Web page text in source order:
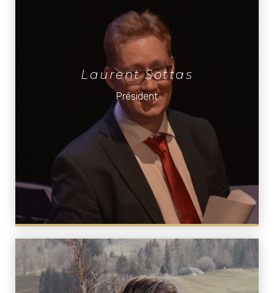
Laurent Sottas
Président